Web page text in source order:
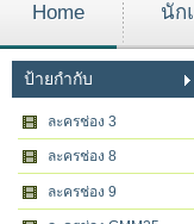
Home นัก
ป้ายกำกับ
ละครช่อง 3
ละครช่อง 8
ละครช่อง 9